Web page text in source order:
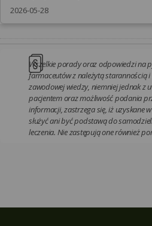
2026-05-28
Wszelkie porady oraz odpowiedzi na
farmaceutów z należytą starannością
zawodowej wiedzy, niemniej jednak z
pacjentem oraz możliwość podania
informacji, zastrzega się, iż uzyskane
służyć ani być podstawą do
leczenia. Nie zastępują one również